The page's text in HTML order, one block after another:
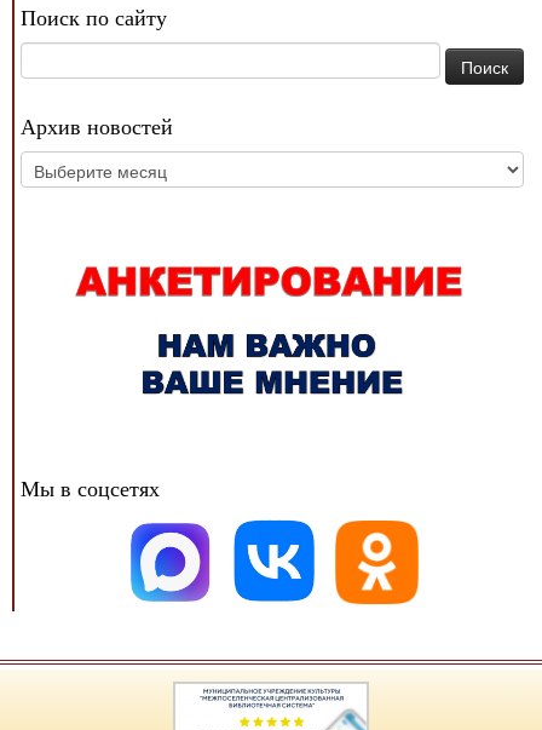
Поиск по сайту
Архив новостей
Архив
новостей
Мы в соцсетях